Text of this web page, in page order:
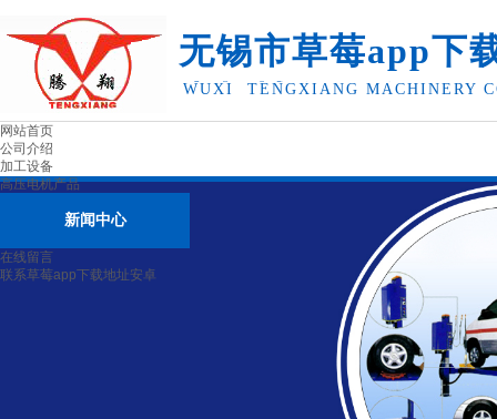
无锡市草莓app下
卓机械有限公司
WUXI TENGXIANG MACHINERY
网站首页
公司介绍
加工设备
高压电机产品
新闻中心
在线留言
联系草莓app下载地址安卓